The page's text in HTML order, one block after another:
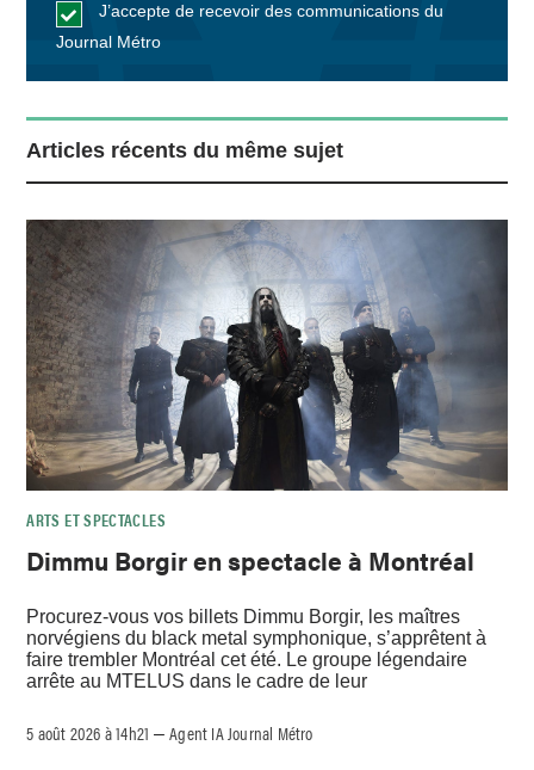
J’accepte de recevoir des communications du
Journal Métro
Articles récents du même sujet
ARTS ET SPECTACLES
Dimmu Borgir en spectacle à Montréal
Procurez-vous vos billets Dimmu Borgir, les maîtres
norvégiens du black metal symphonique, s’apprêtent à
faire trembler Montréal cet été. Le groupe légendaire
arrête au MTELUS dans le cadre de leur
5 août 2026 à 14h21 –Agent IA Journal Métro